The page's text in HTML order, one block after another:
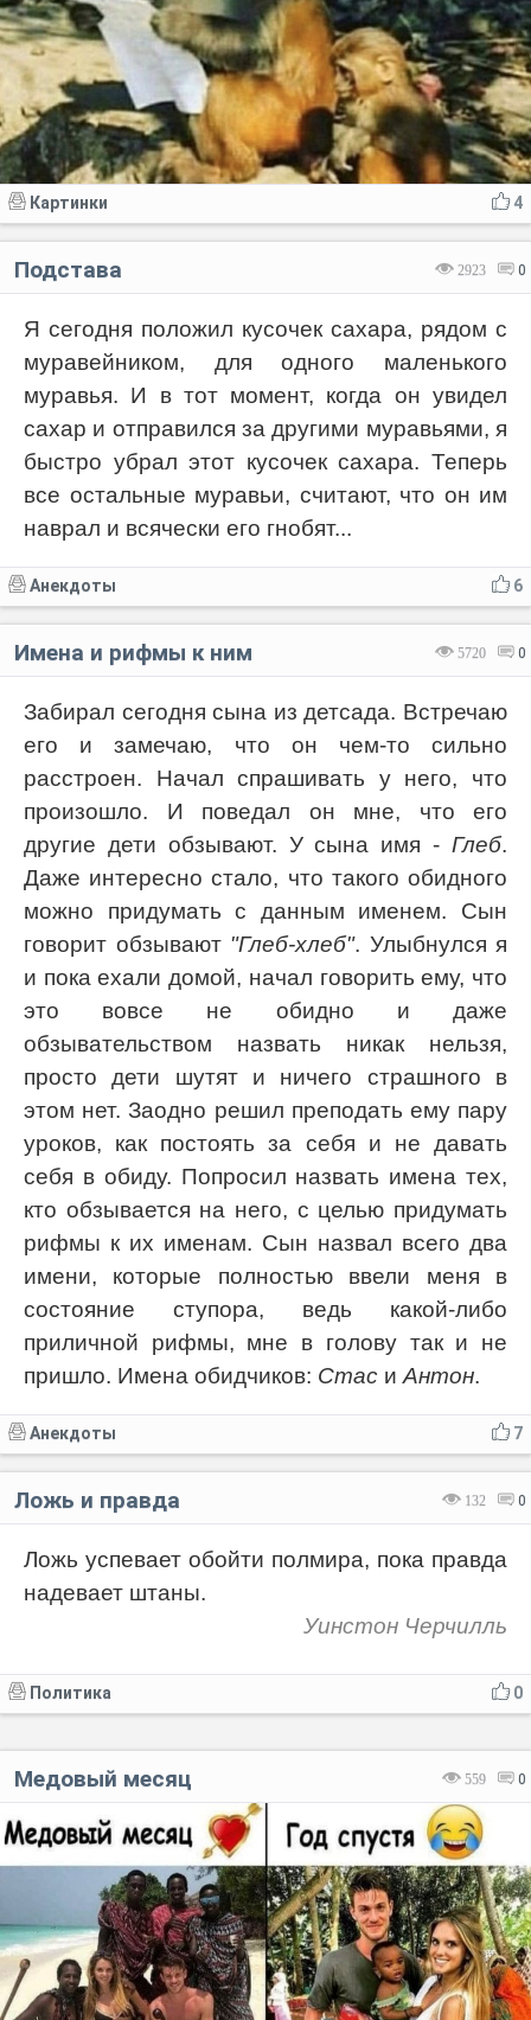
4
Картинки
2923 0
Подстава
Я сегодня положил кусочек сахара, рядом с
муравейником, для одного маленького
муравья. И в тот момент, когда он увидел
сахар и отправился за другими муравьями, я
быстро убрал этот кусочек сахара. Теперь
все остальные муравьи, считают, что он им
наврал и всячески его гнобят...
6
Анекдоты
5720 0
Имена и рифмы к ним
Забирал сегодня сына из детсада. Встречаю
его и замечаю, что он чем-то сильно
расстроен. Начал спрашивать у него, что
произошло. И поведал он мне, что его
другие дети обзывают. У сына имя - Глеб.
Даже интересно стало, что такого обидного
можно придумать с данным именем. Сын
говорит обзывают "Глеб-хлеб". Улыбнулся я
и пока ехали домой, начал говорить ему, что
это вовсе не обидно и даже
обзывательством назвать никак нельзя,
просто дети шутят и ничего страшного в
этом нет. Заодно решил преподать ему пару
уроков, как постоять за себя и не давать
себя в обиду. Попросил назвать имена тех,
кто обзывается на него, с целью придумать
рифмы к их именам. Сын назвал всего два
имени, которые полностью ввели меня в
состояние ступора, ведь какой-либо
приличной рифмы, мне в голову так и не
пришло. Имена обидчиков: Стас и Антон.
7
Анекдоты
132 0
Ложь и правда
Ложь успевает обойти полмира, пока правда
надевает штаны.
Уинстон Черчилль
0
Политика
559 0
Медовый месяц